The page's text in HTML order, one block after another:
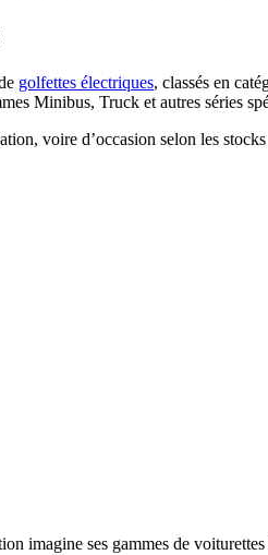
golfettes électriques, classés en
Minibus, Truck et autres séries
voire d’occasion selon les
imagine ses gammes de